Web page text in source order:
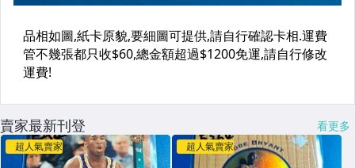
賣家最新刊登 看更多
超人氣賣家 超人氣賣家